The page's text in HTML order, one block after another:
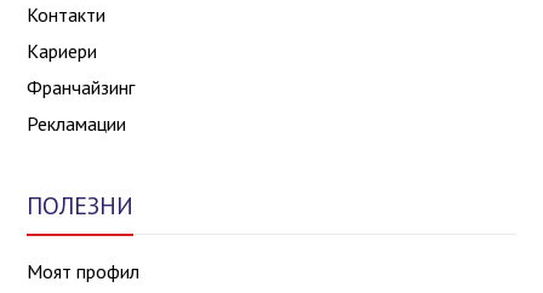
Контакти
Кариери
Франчайзинг
Рекламации
ПОЛЕЗНИ
Моят профил